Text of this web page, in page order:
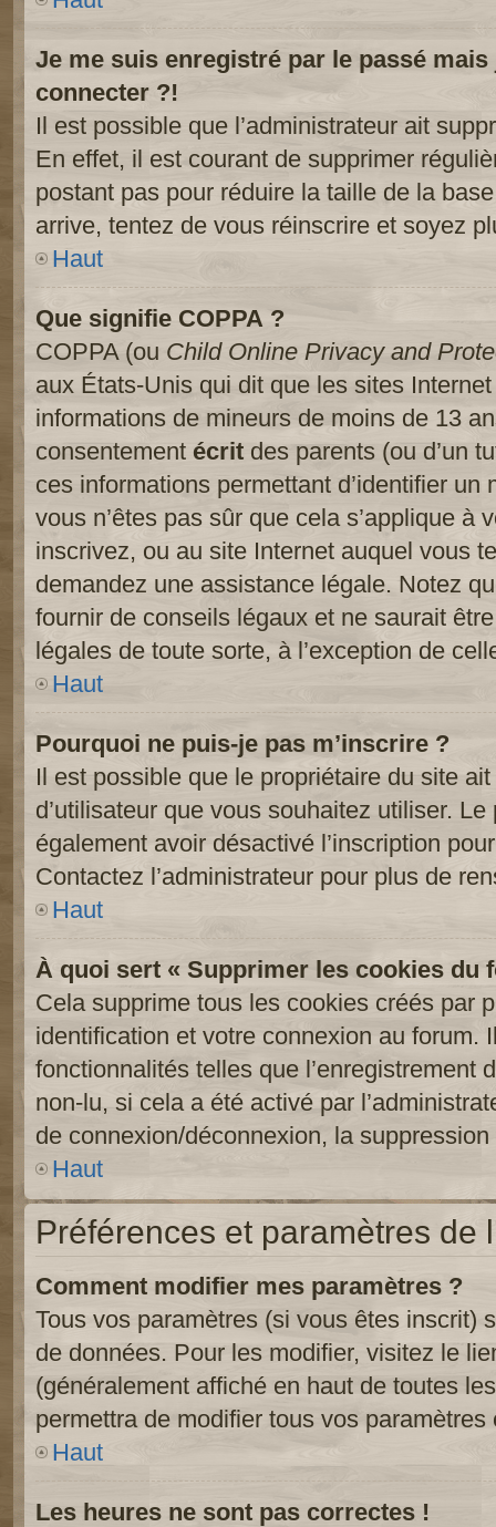
Je me suis enregistré par le passé
connecter ?!
Il est possible que l’administrateur ait
En effet, il est courant de supprimer
postant pas pour réduire la taille de la
arrive, tentez de vous réinscrire et soyez
Haut
Que signifie COPPA ?
COPPA (ou Child Online Privacy and
aux États-Unis qui dit que les sites
informations de mineurs de moins de 13
consentement écrit des parents (ou d’un
ces informations permettant d’identifier
vous n’êtes pas sûr que cela s’applique à
inscrivez, ou au site Internet auquel vous
demandez une assistance légale. Notez
fournir de conseils légaux et ne saurait
légales de toute sorte, à l’exception de
Haut
Pourquoi ne puis-je pas m’inscrire ?
Il est possible que le propriétaire du site
d’utilisateur que vous souhaitez utiliser.
également avoir désactivé l’inscription
Contactez l’administrateur pour plus de
Haut
À quoi sert « Supprimer les cookies du
Cela supprime tous les cookies créés par
identification et votre connexion au forum.
fonctionnalités telles que l’enregistrement
non-lu, si cela a été activé par
de connexion/déconnexion, la
Haut
Préférences et paramètres de
Comment modifier mes paramètres ?
Tous vos paramètres (si vous êtes inscrit)
de données. Pour les modifier, visitez le
(généralement affiché en haut de toutes
permettra de modifier tous vos paramètres
Haut
Les heures ne sont pas correctes !